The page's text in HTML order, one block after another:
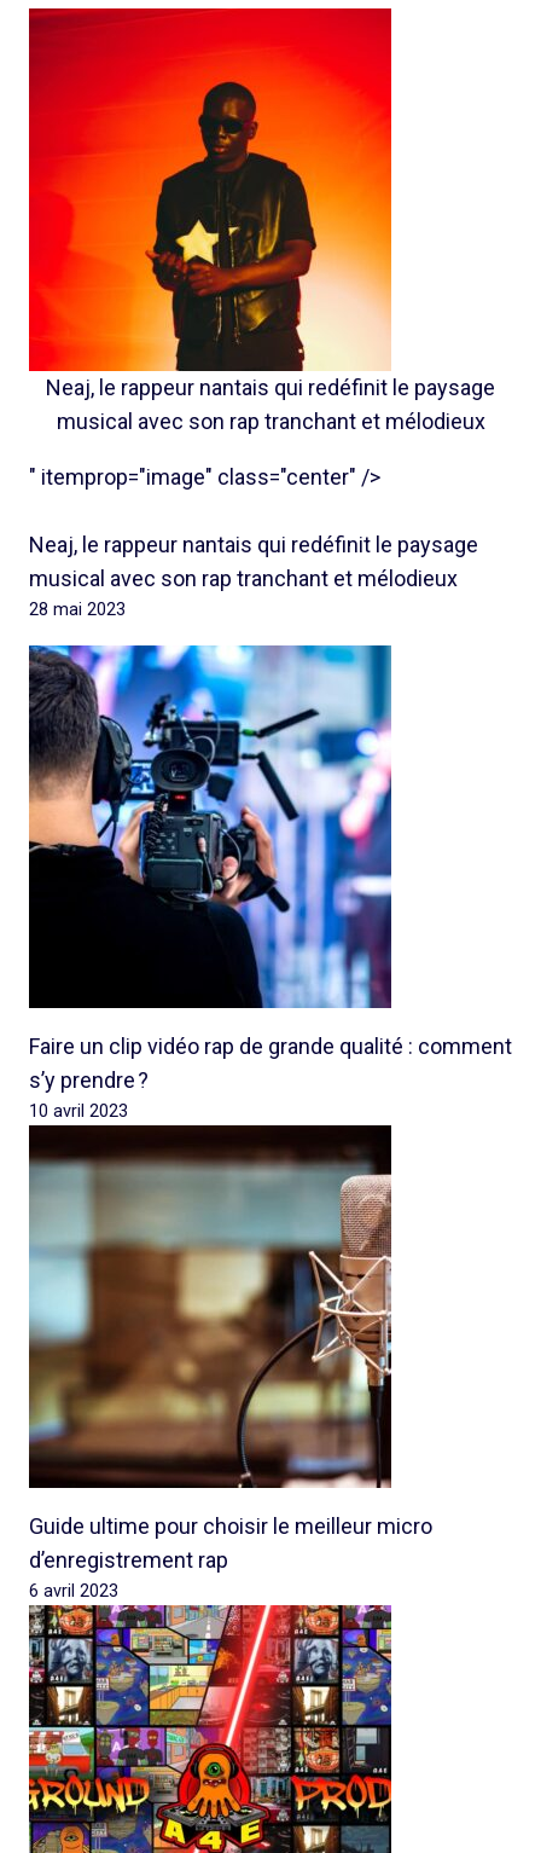
Neaj, le rappeur nantais qui redéfinit le paysage
musical avec son rap tranchant et mélodieux
" itemprop="image" class="center" />
Neaj, le rappeur nantais qui redéfinit le paysage
musical avec son rap tranchant et mélodieux
28 mai 2023
Faire un clip vidéo rap de grande qualité : comment
s’y prendre ?
10 avril 2023
Guide ultime pour choisir le meilleur micro
d’enregistrement rap
6 avril 2023